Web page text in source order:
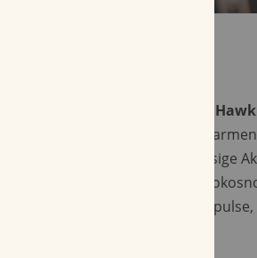
Henry Clay War
Würze, getragen von einer
Im weiteren Verlauf treten nussige
untermalt von sanften
sorgen für lebendige